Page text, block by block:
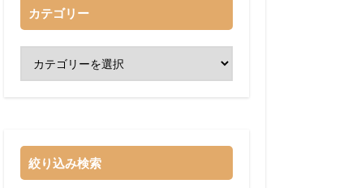
カテゴリー
絞り込み検索